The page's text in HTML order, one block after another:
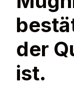
der
ist.